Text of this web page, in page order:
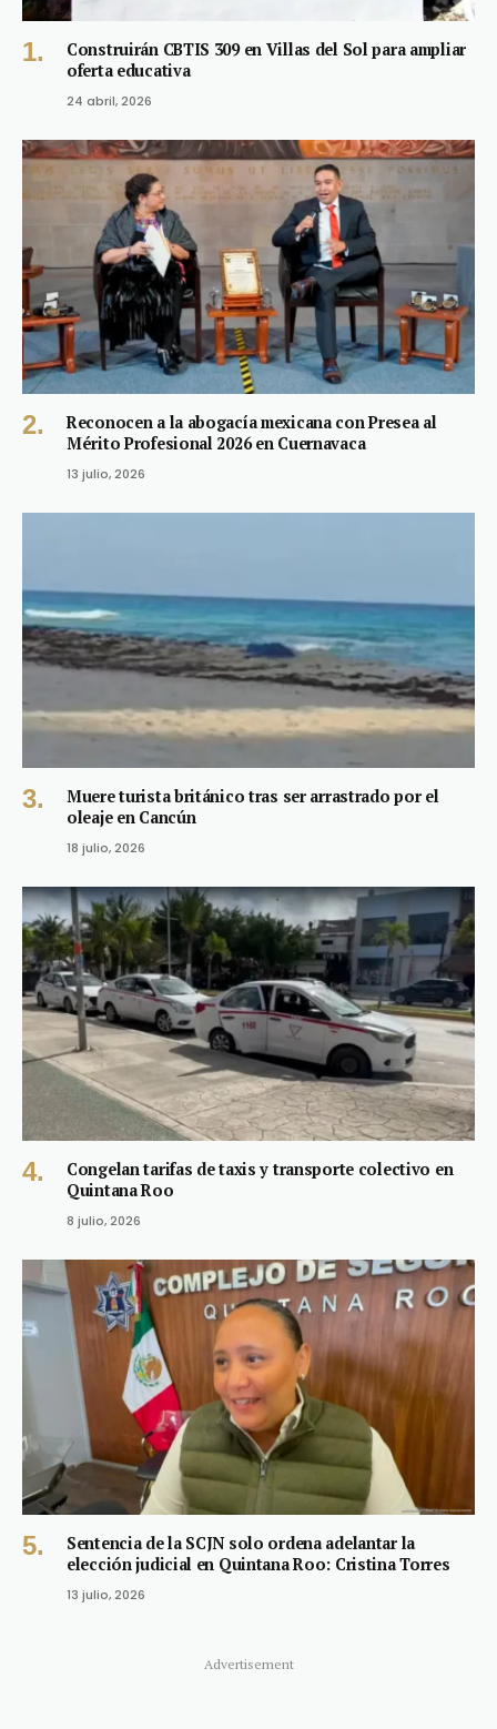
Construirán CBTIS 309 en Villas del Sol para ampliar
oferta educativa
24 abril, 2026
Reconocen a la abogacía mexicana con Presea al
Mérito Profesional 2026 en Cuernavaca
13 julio, 2026
Muere turista británico tras ser arrastrado por el
oleaje en Cancún
18 julio, 2026
Congelan tarifas de taxis y transporte colectivo en
Quintana Roo
8 julio, 2026
Sentencia de la SCJN solo ordena adelantar la
elección judicial en Quintana Roo: Cristina Torres
13 julio, 2026
Advertisement